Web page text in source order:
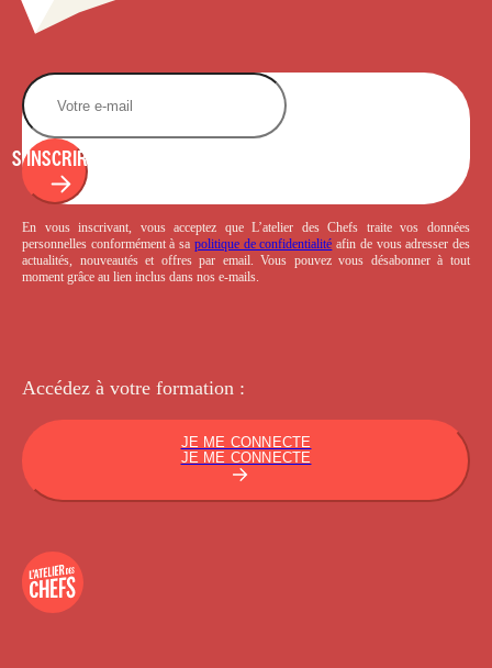
S'INSCRIRE
En vous inscrivant, vous acceptez que L’atelier des Chefs traite vos données
personnelles conformément à sa politique de confidentialité afin de vous adresser des
actualités, nouveautés et offres par email. Vous pouvez vous désabonner à tout
moment grâce au lien inclus dans nos e-mails.
Accédez à votre formation :
JE ME CONNECTE
JE ME CONNECTE